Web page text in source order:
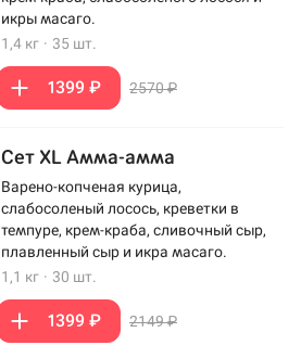
икры масаго.
1,4 кг · 35 шт.
1399 ₽ 2570 ₽
Сет XL Амма-амма
Варено-копченая курица,
слабосоленый лосось, креветки в
темпуре, крем-краба, сливочный сыр,
плавленный сыр и икра масаго.
1,1 кг · 30 шт.
1399 ₽ 2149 ₽